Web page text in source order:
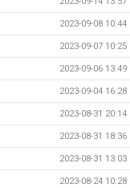
2023-09-08 10:44
2023-09-07 10:25
2023-09-06 13:49
2023-09-04 16:28
2023-08-31 20:14
2023-08-31 18:36
2023-08-31 13:03
2023-08-24 10:28